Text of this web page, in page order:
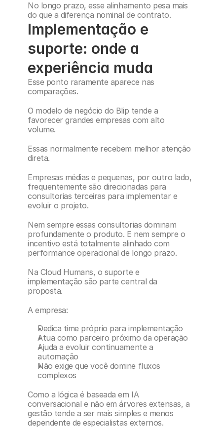
No longo prazo, esse alinhamento pesa mais
do que a diferença nominal de contrato.
Implementação e
suporte: onde a
experiência muda
Esse ponto raramente aparece nas
comparações.
O modelo de negócio do Blip tende a
favorecer grandes empresas com alto
volume.
Essas normalmente recebem melhor atenção
direta.
Empresas médias e pequenas, por outro lado,
frequentemente são direcionadas para
consultorias terceiras para implementar e
evoluir o projeto.
Nem sempre essas consultorias dominam
profundamente o produto. E nem sempre o
incentivo está totalmente alinhado com
performance operacional de longo prazo.
Na Cloud Humans, o suporte e
implementação são parte central da
proposta.
A empresa:
Dedica time próprio para implementação
Atua como parceiro próximo da operação
Ajuda a evoluir continuamente a
automação
Não exige que você domine fluxos
complexos
Como a lógica é baseada em IA
conversacional e não em árvores extensas, a
gestão tende a ser mais simples e menos
dependente de especialistas externos.